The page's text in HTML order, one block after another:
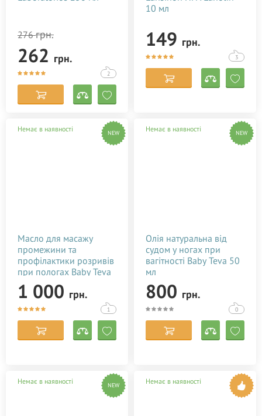
276грн.
262 грн.
2
10 мл
149 грн.
3
Немає в наявності NEW
Масло для масажу
промежини та
профілактики розривів
при пологах Baby Teva
Peri Oil 100 мл
1 000 грн.
1
Немає в наявності NEW
Олія натуральна від
судом у ногах при
вагітності Baby Teva 50
мл
800 грн.
0
Немає в наявності NEW Немає в наявності